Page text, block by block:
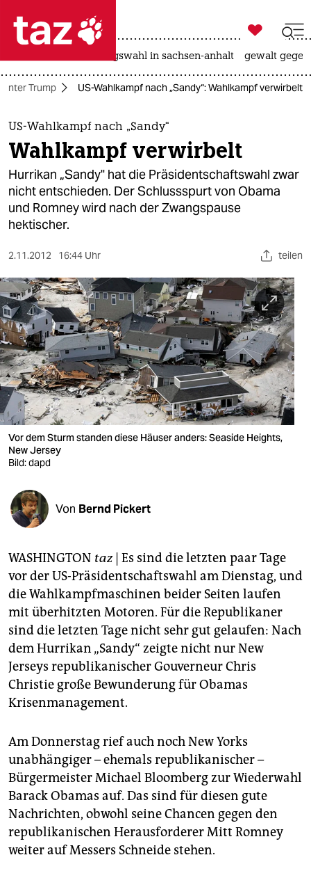
 taz zahl ich
taz zahl ich
themen
politik
öko
gesellschaft
kultur
sport
berlin
nord
wahrheit
verlag
verlag
veranstaltungen
shop
fragen & hilfe
abo
genossenschaft
epaper login

taz zahl ich
landtagswahl in sachsen-anhalt gewalt
unter Trump US-Wahlkampf nach „Sandy“: Wahlkampf verwirbelt
US-Wahlkampf nach „Sandy“
Wahlkampf verwirbelt
Hurrikan „Sandy" hat die Präsidentschaftswahl zwar
nicht entschieden. Der Schlussspurt von Obama
und Romney wird nach der Zwangspause
hektischer.
2.11.2012 16:44 Uhr teilen
Vor dem Sturm standen diese Häuser anders: Seaside Heights,
New Jersey
Bild: dapd
Von Bernd Pickert
WASHINGTON taz| Es sind die letzten paar Tage
vor der US-Präsidentschaftswahl am Dienstag, und
die Wahlkampfmaschinen beider Seiten laufen
mit überhitzten Motoren. Für die Republikaner
sind die letzten Tage nicht sehr gut gelaufen: Nach
dem Hurrikan „Sandy“ zeigte nicht nur New
Jerseys republikanischer Gouverneur Chris
Christie große Bewunderung für Obamas
Krisenmanagement.
Am Donnerstag rief auch noch New Yorks
unabhängiger – ehemals republikanischer –
Bürgermeister Michael Bloomberg zur Wiederwahl
Barack Obamas auf. Das sind für diesen gute
Nachrichten, obwohl seine Chancen gegen den
republikanischen Herausforderer Mitt Romney
weiter auf Messers Schneide stehen.